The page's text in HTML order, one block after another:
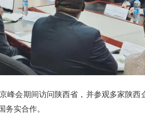
峰会期间访问陕西省，并参观多家陕西
务实合作。